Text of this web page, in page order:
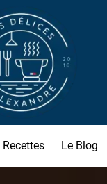
Recettes Le Blog